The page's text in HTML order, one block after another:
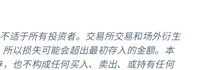
适于所有投资者。交易所交易和场外衍生
以损失可能会超出最初存入的金额。本
也不构成任何买入、卖出、或持有任何